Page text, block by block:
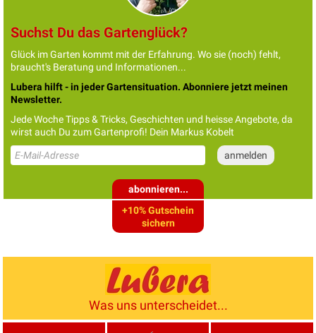
Suchst Du das Gartenglück?
Glück im Garten kommt mit der Erfahrung. Wo sie (noch) fehlt,
braucht's Beratung und Informationen...
Lubera hilft - in jeder Gartensituation. Abonniere jetzt meinen
Newsletter.
Jede Woche Tipps & Tricks, Geschichten und heisse Angebote, da
wirst auch Du zum Gartenprofi! Dein Markus Kobelt
abonnieren...
+10% Gutschein
sichern
Was uns unterscheidet...